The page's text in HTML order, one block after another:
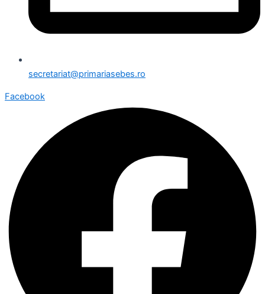
secretariat@primariasebes.ro
Facebook